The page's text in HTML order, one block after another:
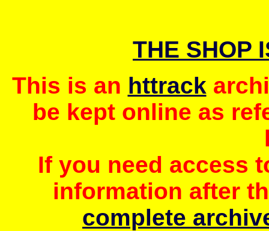
THE SHOP
This is an httrack
be kept online as
If you need access
information after
complete